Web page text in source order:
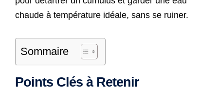
chaude à température idéale, sans se ruiner.
Sommaire
Points Clés à Retenir